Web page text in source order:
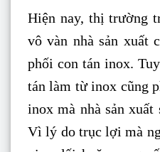
Hiện nay, thị trường
vô vàn nhà sản xuất
phối con tán inox.
tán làm từ inox cũng
inox mà nhà sản
Vì lý do trục lợi mà